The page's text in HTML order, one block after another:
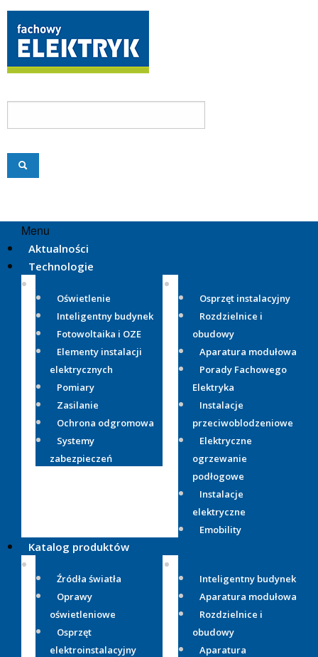
Menu
Aktualności
Technologie
Oświetlenie
Inteligentny budynek
Fotowoltaika i OZE
Elementy instalacji
elektrycznych
Pomiary
Zasilanie
Ochrona odgromowa
Systemy
zabezpieczeń
Osprzęt instalacyjny
Rozdzielnice i
obudowy
Aparatura modułowa
Porady Fachowego
Elektryka
Instalacje
przeciwoblodzeniowe
Elektryczne
ogrzewanie
podłogowe
Instalacje
elektryczne
Emobility
Katalog produktów
Źródła światła
Oprawy
oświetleniowe
Osprzęt
elektroinstalacyjny
Inteligentny budynek
Aparatura modułowa
Rozdzielnice i
obudowy
Aparatura